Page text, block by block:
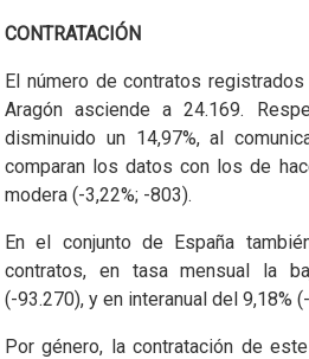
CONTRATACIÓN
El número de contratos
Aragón asciende a 24.169.
disminuido un 14,97%, al
comparan los datos con los de
modera (-3,22%; -803).
En el conjunto de España
contratos, en tasa mensual la
(-93.270), y en interanual del 9,18%
Por género, la contratación de